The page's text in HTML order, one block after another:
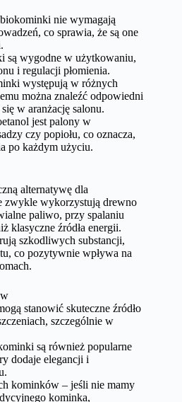
nie wymagają
co sprawia, że są one
są wygodne w użytkowaniu,
i regulacji płomienia.
występują w różnych
można znaleźć odpowiedni
w aranżację salonu.
jest palony w
czy popiołu, co oznacza,
po każdym użyciu.
alternatywę dla
zwykle wykorzystują drewno
paliwo, przy spalaniu
klasyczne źródła energii.
szkodliwych substancji,
co pozytywnie wpływa na
stanowić skuteczne źródło
szczególnie w
są również popularne
dodaje elegancji i
kominków – jeśli nie mamy
kominka,